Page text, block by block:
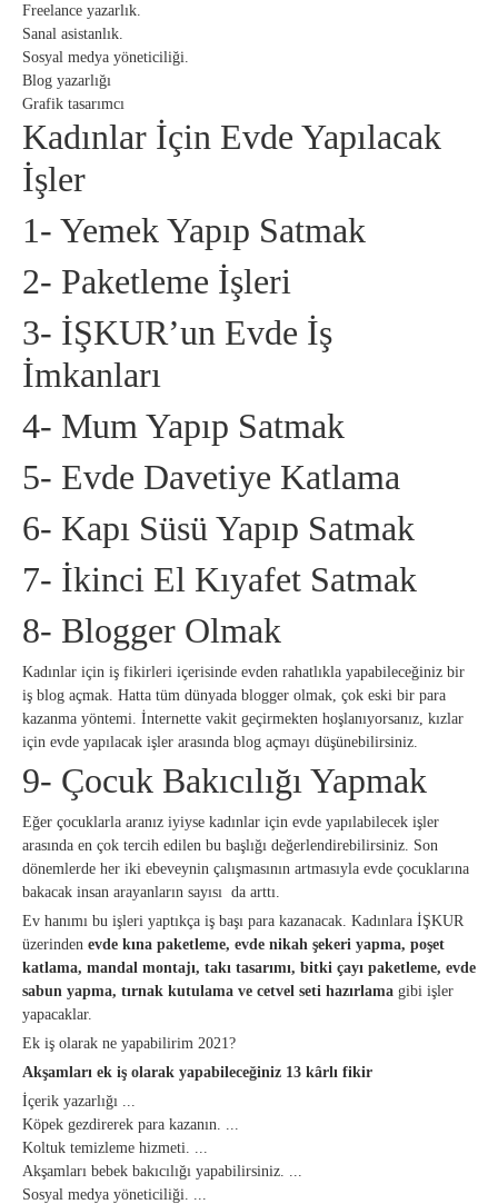
Freelance yazarlık.
Sanal asistanlık.
Sosyal medya yöneticiliği.
Blog yazarlığı
Grafik tasarımcı
Kadınlar İçin Evde Yapılacak
İşler
1- Yemek Yapıp Satmak
2- Paketleme İşleri
3- İŞKUR’un Evde İş
İmkanları
4- Mum Yapıp Satmak
5- Evde Davetiye Katlama
6- Kapı Süsü Yapıp Satmak
7- İkinci El Kıyafet Satmak
8- Blogger Olmak
Kadınlar için iş fikirleri içerisinde evden rahatlıkla yapabileceğiniz bir
iş blog açmak. Hatta tüm dünyada blogger olmak, çok eski bir para
kazanma yöntemi. İnternette vakit geçirmekten hoşlanıyorsanız, kızlar
için evde yapılacak işler arasında blog açmayı düşünebilirsiniz.
9- Çocuk Bakıcılığı Yapmak
Eğer çocuklarla aranız iyiyse kadınlar için evde yapılabilecek işler
arasında en çok tercih edilen bu başlığı değerlendirebilirsiniz. Son
dönemlerde her iki ebeveynin çalışmasının artmasıyla evde çocuklarına
bakacak insan arayanların sayısı da arttı.
Ev hanımı bu işleri yaptıkça iş başı para kazanacak. Kadınlara İŞKUR
üzerinden evde kına paketleme, evde nikah şekeri yapma, poşet
katlama, mandal montajı, takı tasarımı, bitki çayı paketleme, evde
sabun yapma, tırnak kutulama ve cetvel seti hazırlama gibi işler
yapacaklar.
Ek iş olarak ne yapabilirim 2021?
Akşamları ek iş olarak yapabileceğiniz 13 kârlı fikir
İçerik yazarlığı ...
Köpek gezdirerek para kazanın. ...
Koltuk temizleme hizmeti. ...
Akşamları bebek bakıcılığı yapabilirsiniz. ...
Sosyal medya yöneticiliği. ...